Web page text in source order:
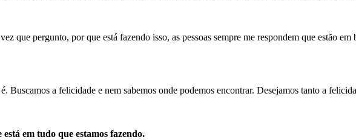
que pergunto, por que está fazendo isso, as pessoas sempre me respondem que estão em
Buscamos a felicidade e nem sabemos onde podemos encontrar. Desejamos tanto a
em tudo que estamos fazendo.